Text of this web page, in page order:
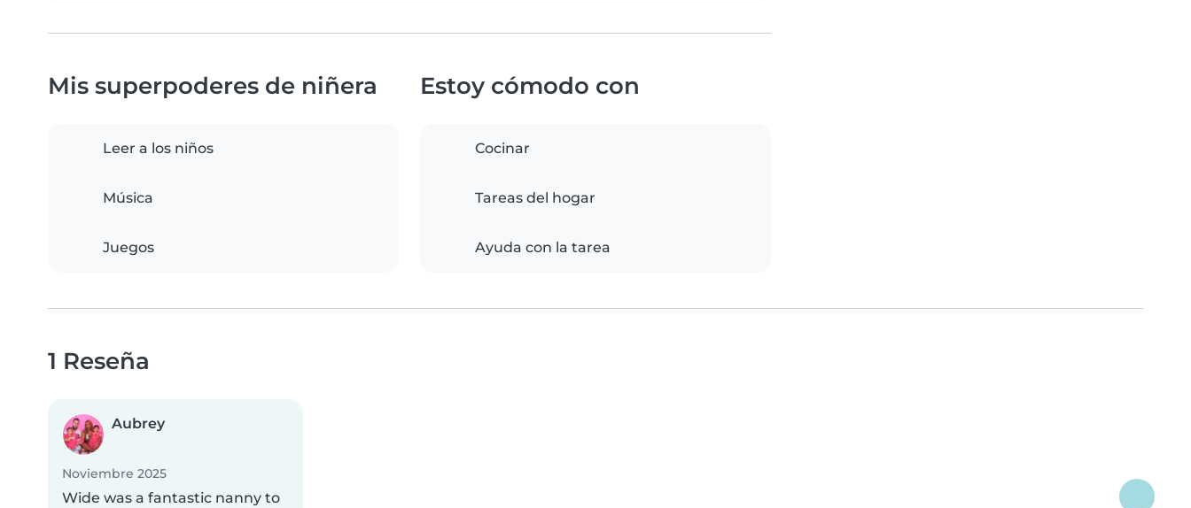
Mis superpoderes de niñera
Leer a los niños
Música
Juegos
Estoy cómodo con
Cocinar
Tareas del hogar
Ayuda con la tarea
1 Reseña
Aubrey
Noviembre 2025
Wide was a fantastic nanny to